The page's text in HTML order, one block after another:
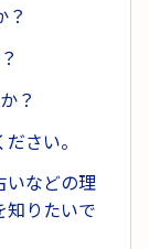
？
？
さい。
いなどの理
知りたいで